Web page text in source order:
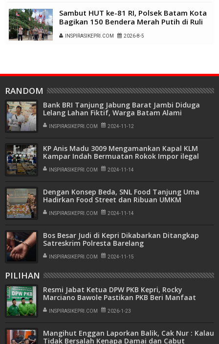
Sambut HUT ke-81 RI, Polsek Batam Kota
Bagikan 150 Bendera Merah Putih di Ruli
Kampung Belian Perpat
INSPIRASIKEPRI.COM 2026-8-5
RANDOM
Bank BRI Tanjung Jabung Barat Jambi Diduga
Lelang Lahan Fiktif, Warga Batam Alami
Kerugian Ratusan Juta
INSPIRASIKEPRI.COM 2024-11-12
KP Anis Madu 3009 Mengamankan Kapal KLM
Kampar Indah Bermuatan Rokok Impor ilegal
Asal Cina
INSPIRASIKEPRI.COM 2024-11-14
Dengan Konsep Beda, SNL Food Tanjung Uma
Hadirkan Food Street dan Ribuan UMKM
INSPIRASIKEPRI.COM 2024-11-14
Bos Besar Judi di Kepri Dikabarkan Ditangkap
Satreskrim Polresta Barelang
INSPIRASIKEPRI.COM 2024-11-15
PILIHAN
Resmi Jabat Ketua DPW PKB Kepri, Rocky
Marciano Bawole Pastikan PKB Beri Manfaat
Nyata Bagi Masyarakat
INSPIRASIKEPRI.COM 2026-1-23
Mangihut Enggan Laporkan Balik, Cak Nur : Kalau
Tidak Bersalah Kenapa Damai dan Cabut